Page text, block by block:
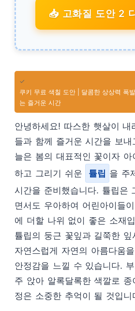
📥 고화질 도안 2
✓
쿠키 무료 색칠 도안 | 달콤한 상상력 폭
는 즐거운 시간
안녕하세요! 따스한 햇살이 내
들과 함께 즐거운 시간을 보내
늘은 봄의 대표적인 꽃이자
하고 그리기 쉬운
튤립 을 주
시간을 준비했습니다. 튤립은
면서도 우아하여 어린아이들
에 더할 나위 없이 좋은 소재
튤립의 둥근 꽃잎과 길쭉한 잎
자연스럽게 자연의 아름다움
안정감을 느낄 수 있습니다.
주 앉아 알록달록한 색깔로
정은 소중한 추억이 될 것입니